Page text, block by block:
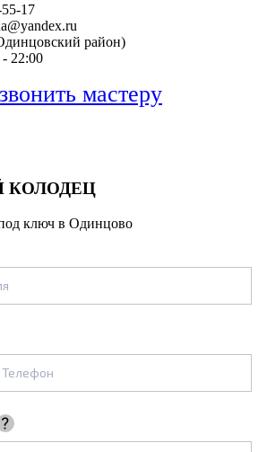
17
район)
22:00
мастеру
КОЛОДЕЦ
ключ в Одинцово